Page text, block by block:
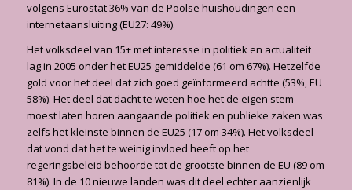
volgens Eurostat 36% van de Poolse huishoudingen een
internetaansluiting (EU27: 49%).
Het volksdeel van 15+ met interesse in politiek en actualiteit
lag in 2005 onder het EU25 gemiddelde (61 om 67%). Hetzelfde
gold voor het deel dat zich goed geïnformeerd achtte (53%, EU
58%). Het deel dat dacht te weten hoe het de eigen stem
moest laten horen aangaande politiek en publieke zaken was
zelfs het kleinste binnen de EU25 (17 om 34%). Het volksdeel
dat vond dat het te weinig invloed heeft op het
regeringsbeleid behoorde tot de grootste binnen de EU (89 om
81%). In de 10 nieuwe landen was dit deel echter aanzienlijk